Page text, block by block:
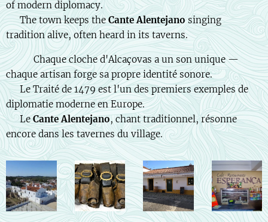
of modern diplomacy.
🎶 The town keeps theCante Alentejanosinging
tradition alive, often heard in its taverns.
🇫🇷 🔔 Chaque cloche d'Alcaçovas a un son unique —
chaque artisan forge sa propre identité sonore.
📜 Le Traité de 1479 est l'un des premiers exemples de
diplomatie moderne en Europe.
🎶 LeCante Alentejano, chant traditionnel, résonne
encore dans les tavernes du village.